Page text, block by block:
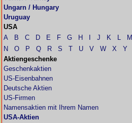
Ungarn / Hungary
Uruguay
USA
A
B C D E F G H J K L
M
N
O P Q R S T U V W X Y
Aktiengeschenke
Geschenkaktien
US-Eisenbahnen
Deutsche Aktien
US-Firmen
Namensaktien mit Ihrem Namen
USA-Aktien